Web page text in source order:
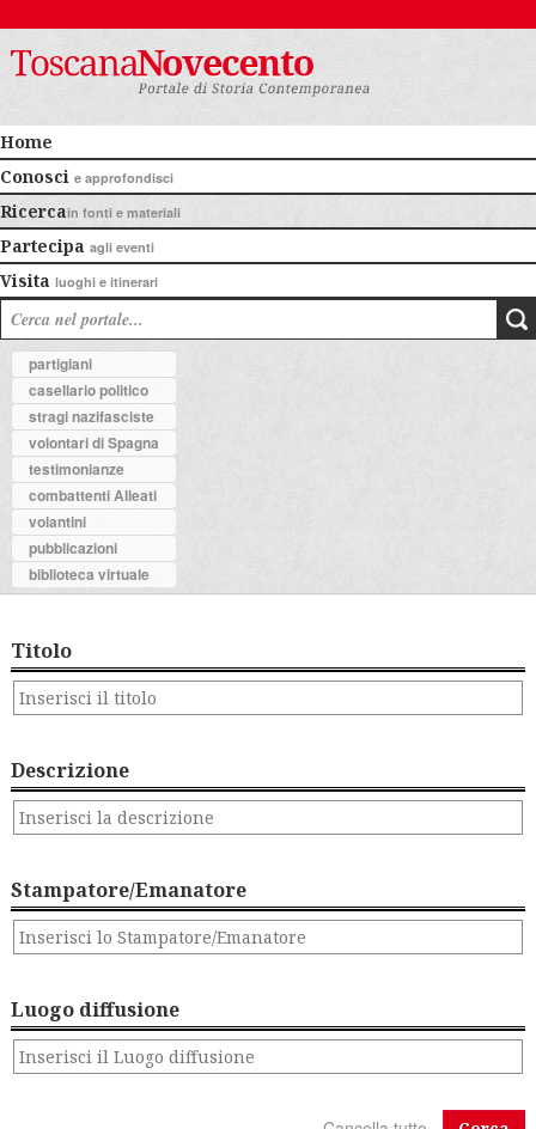
Home
Conosci e approfondisci
Ricercain fonti e materiali
Partecipa agli eventi
Visita luoghi e itinerari
partigiani
casellario politico
stragi nazifasciste
volontari di Spagna
testimonianze
combattenti Alleati
volantini
pubblicazioni
biblioteca virtuale
Titolo
Descrizione
Stampatore/Emanatore
Luogo diffusione